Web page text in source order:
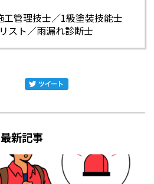
管理技士／1級塗装技能士
スト／雨漏れ診断士
最新記事